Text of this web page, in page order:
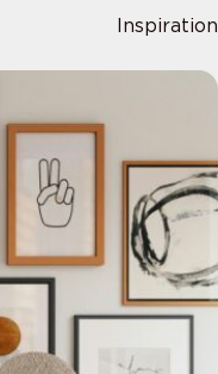
Inspiration